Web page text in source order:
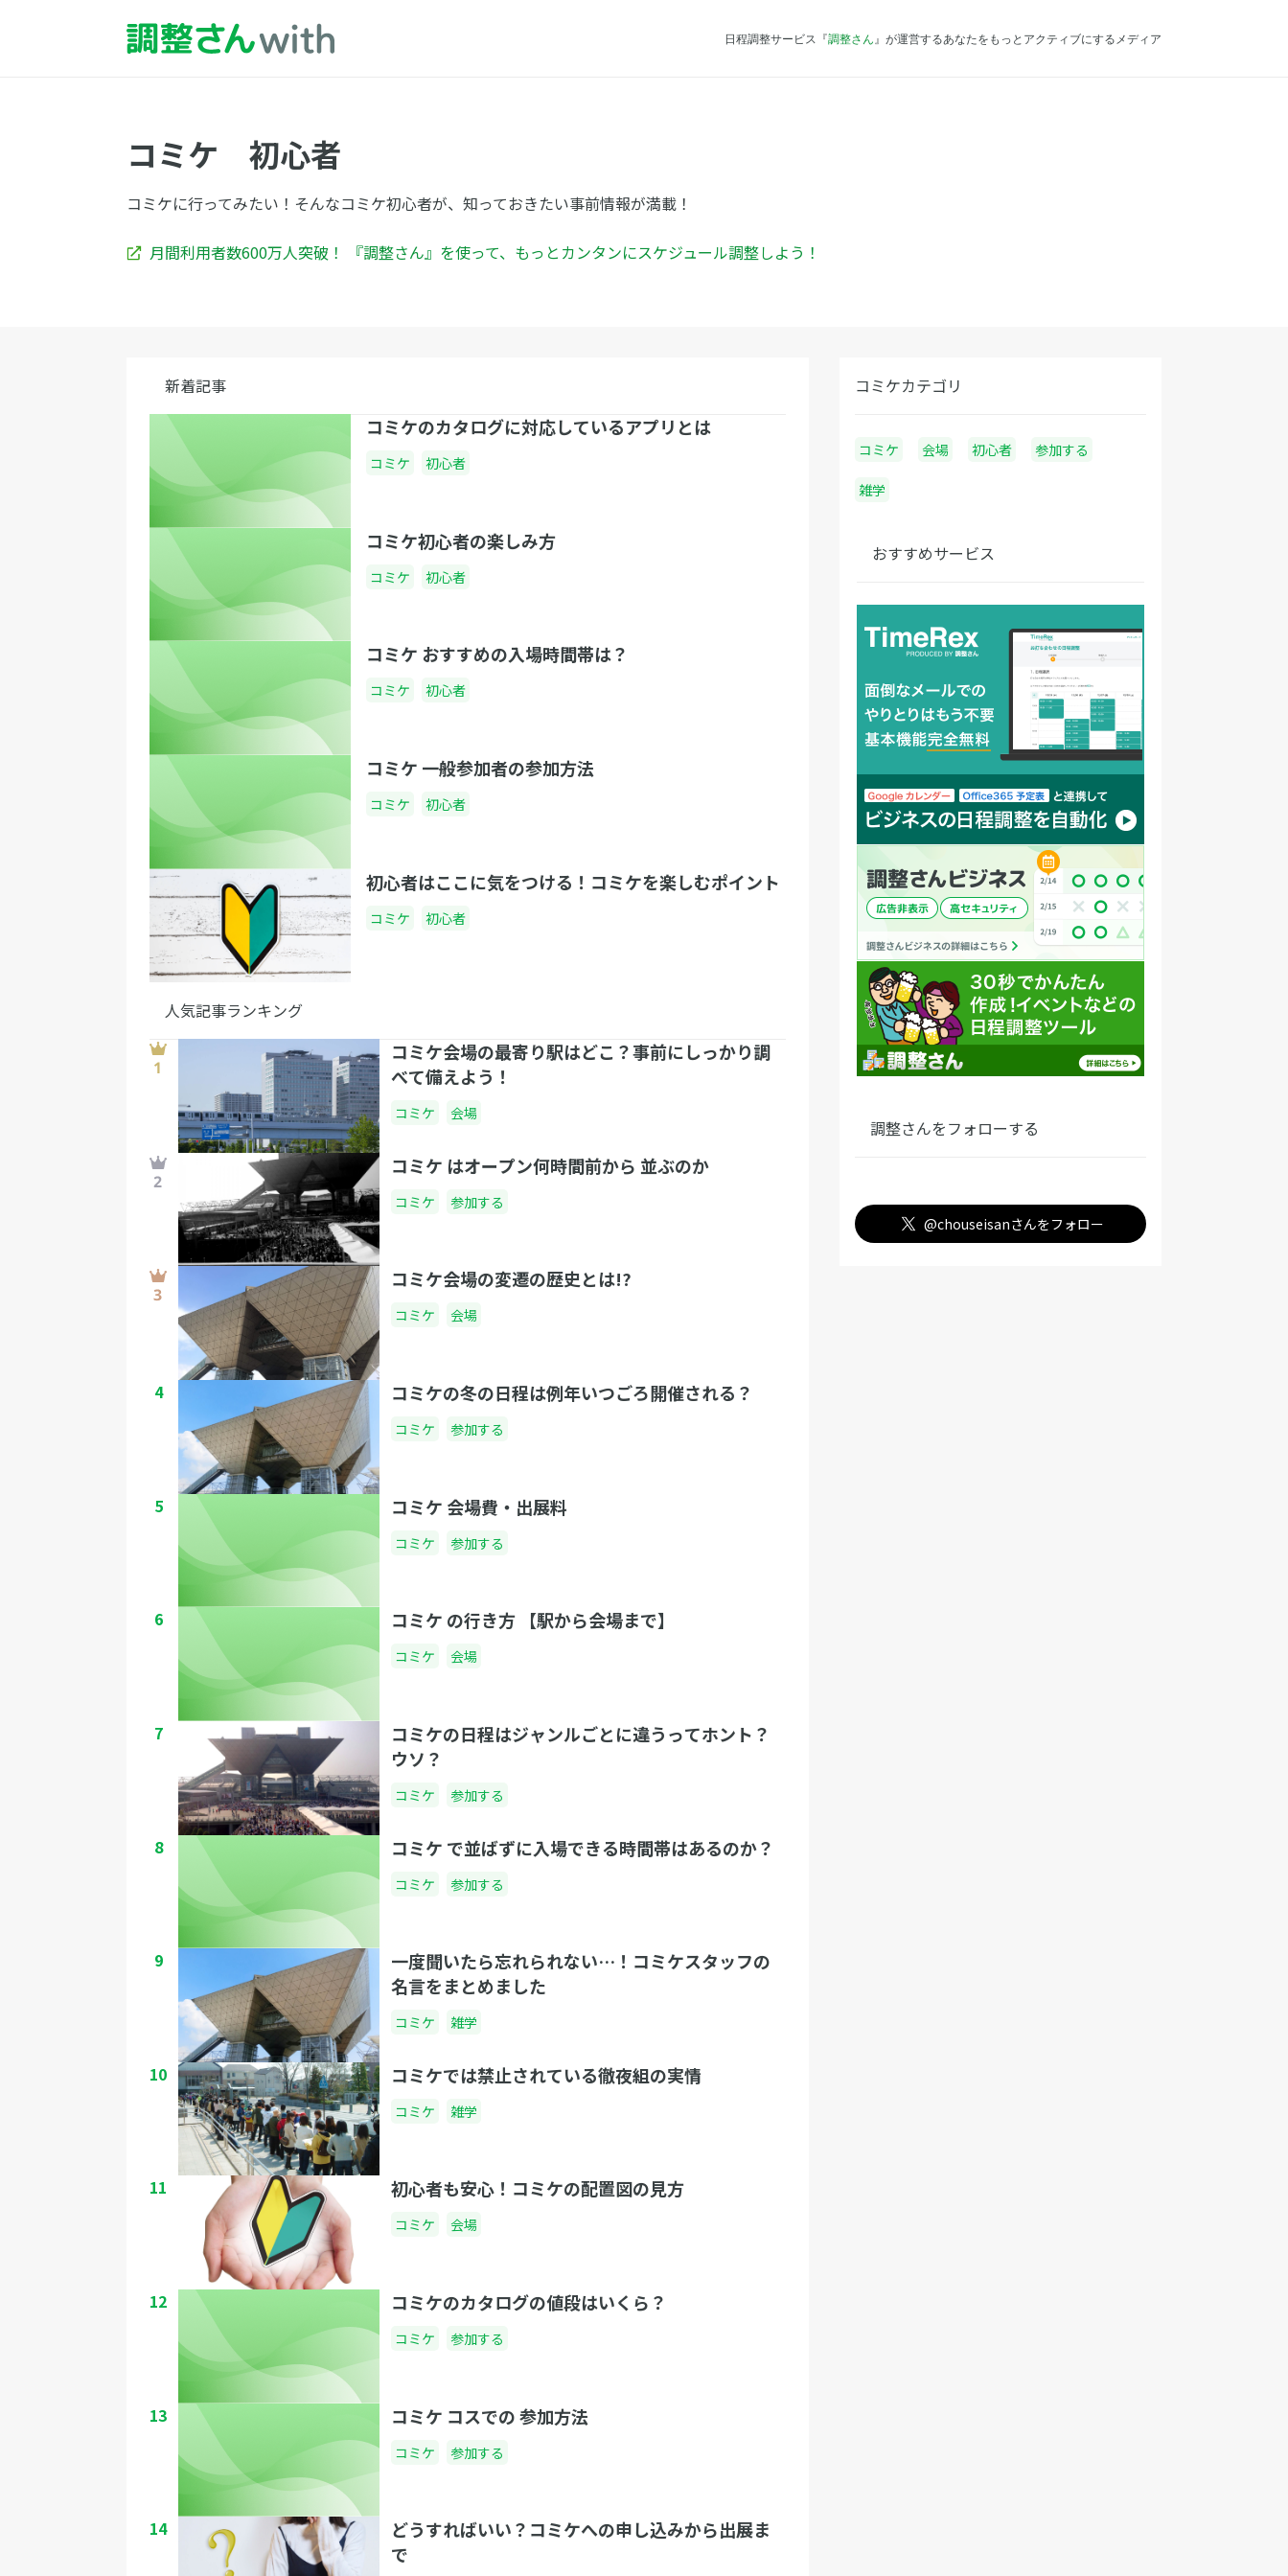
日程調整サービス『調整さん 』が運営するあなたをもっとアクティブにするメディア
コミケ 初心者
コミケに行ってみたい！そんなコミケ初心者が、知っておきたい事前情報が満載！
月間利用者数600万人突破！ 『調整さん』を使って、もっとカンタンにスケジュール調整しよう！
新着記事
コミケのカタログに対応しているアプリとは
コミケ 初心者
コミケ初心者の楽しみ方
コミケ 初心者
コミケ おすすめの入場時間帯は？
コミケ 初心者
コミケ 一般参加者の参加方法
コミケ 初心者
初心者はここに気をつける！コミケを楽しむポイント
コミケ 初心者
人気記事ランキング
コミケ会場の最寄り駅はどこ？事前にしっかり調
べて備えよう！
コミケ 会場
コミケ はオープン何時間前から 並ぶのか
コミケ 参加する
コミケ会場の変遷の歴史とは!?
コミケ 会場
4 コミケの冬の日程は例年いつごろ開催される？
コミケ 参加する
5 コミケ 会場費・出展料
コミケ 参加する
6 コミケ の行き方 【駅から会場まで】
コミケ 会場
7
コミケの日程はジャンルごとに違うってホント？
ウソ？
コミケ 参加する
8 コミケ で並ばずに入場できる時間帯はあるのか？
コミケ 参加する
9
一度聞いたら忘れられない…！コミケスタッフの
名言をまとめました
コミケ 雑学
10 コミケでは禁止されている徹夜組の実情
コミケ 雑学
11 初心者も安心！コミケの配置図の見方
コミケ 会場
12 コミケのカタログの値段はいくら？
コミケ 参加する
13 コミケ コスでの 参加方法
コミケ 参加する
14
どうすればいい？コミケへの申し込みから出展ま
で
コミケカテゴリ
コミケ 会場 初心者 参加する
雑学
おすすめサービス
調整さんをフォローする
@chouseisanさんをフォロー